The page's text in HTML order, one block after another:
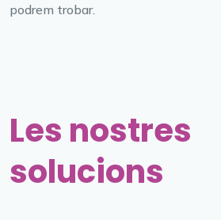
podrem trobar.
Les nostres
solucions